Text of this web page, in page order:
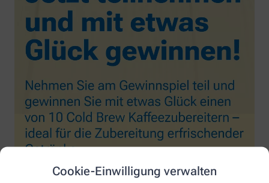
Cookie-Einwilligung verwalten